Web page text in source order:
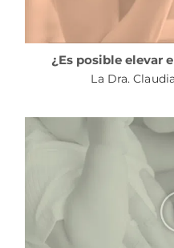
¿Es posible elevar
La Dra.